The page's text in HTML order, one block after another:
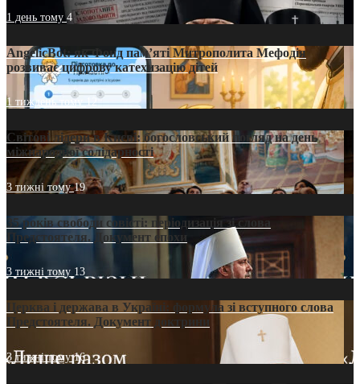
1 день тому4
AngelicBot: як Фонд пам’яті Митрополита Мефодія
розвиває цифрову катехизацію дітей
1 тиждень тому12
Світові лідери в Києві: богословський погляд на день
міжнародної солідарності
3 тижні тому19
35 років свободи совісті: періодизація зі слова
Предстоятеля. Документ епохи
3 тижні тому 13
Церква і держава в Україні: формула зі вступного слова
Предстоятеля. Документ доктрини
3 тижні тому16